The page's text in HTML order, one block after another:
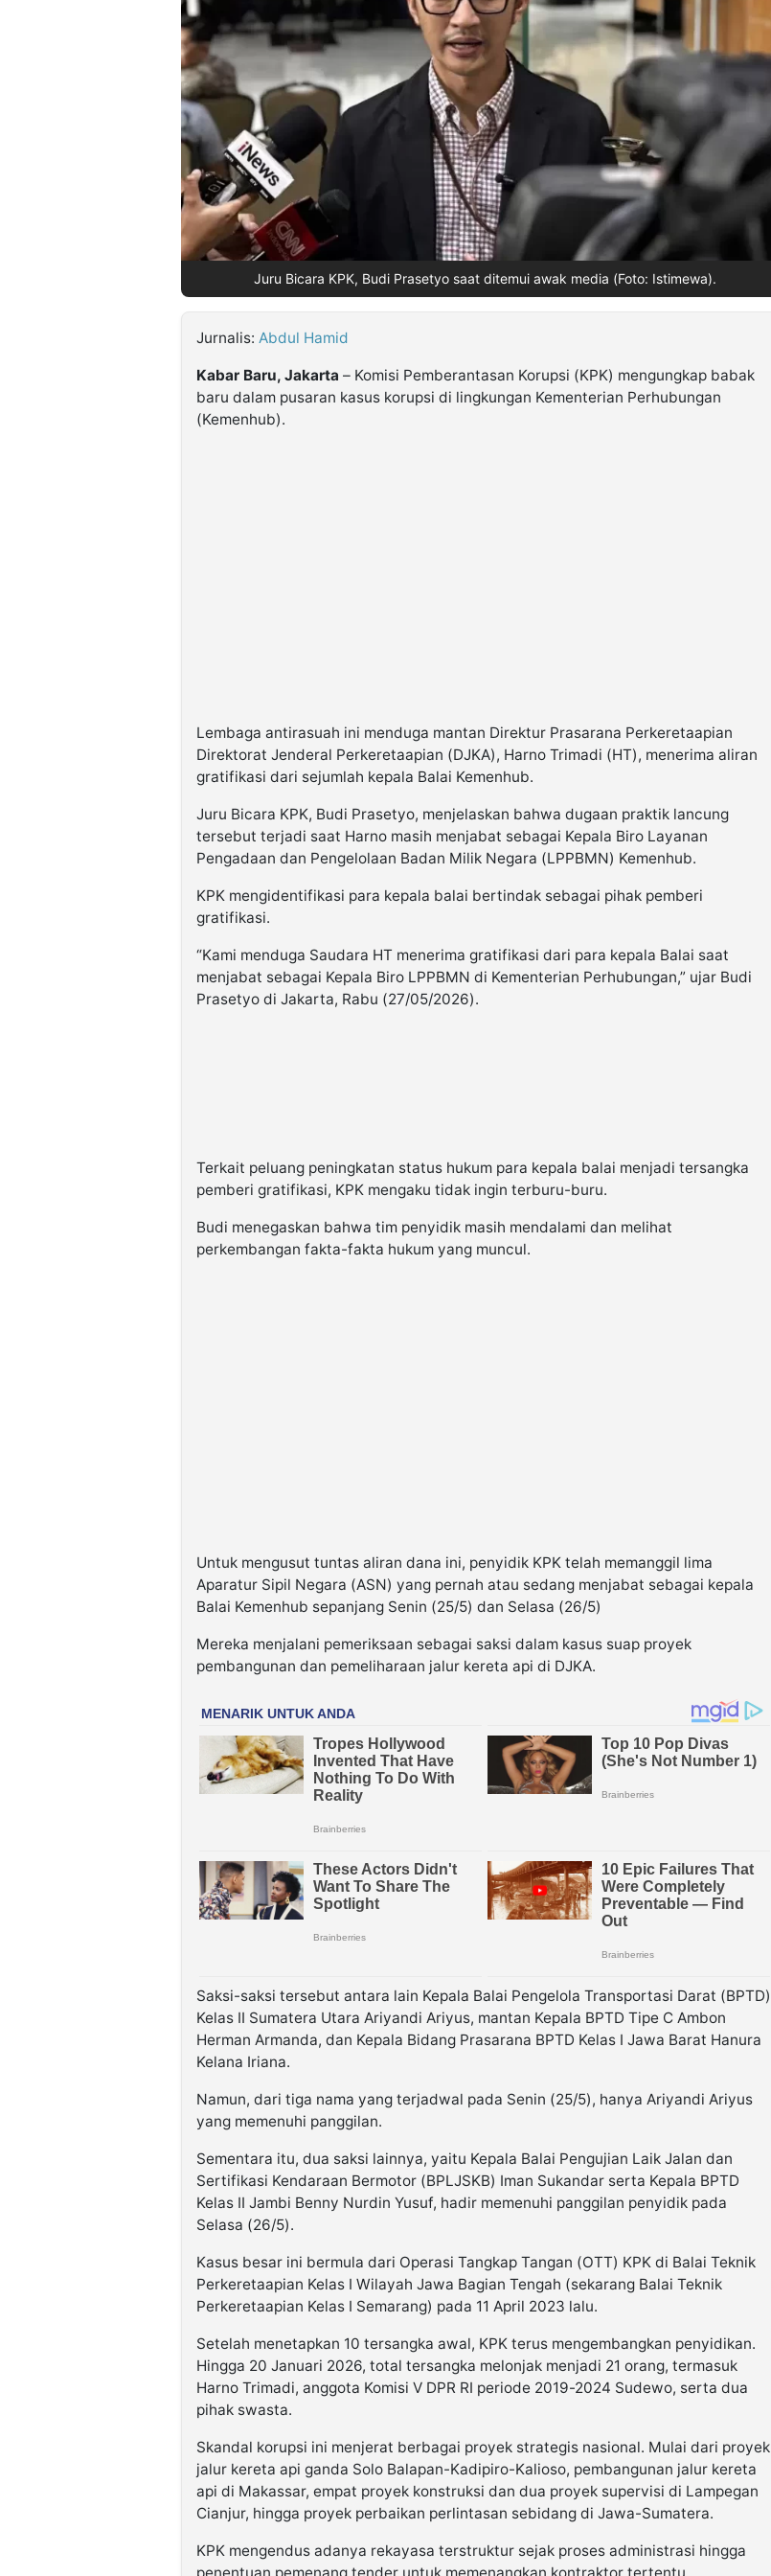
Juru Bicara KPK, Budi Prasetyo saat ditemui awak media (Foto: Istimewa).
Jurnalis: Abdul Hamid
Kabar Baru, Jakarta – Komisi Pemberantasan Korupsi (KPK) mengungkap babak
baru dalam pusaran kasus korupsi di lingkungan Kementerian Perhubungan
(Kemenhub).
Lembaga antirasuah ini menduga mantan Direktur Prasarana Perkeretaapian
Direktorat Jenderal Perkeretaapian (DJKA), Harno Trimadi (HT), menerima aliran
gratifikasi dari sejumlah kepala Balai Kemenhub.
Juru Bicara KPK, Budi Prasetyo, menjelaskan bahwa dugaan praktik lancung
tersebut terjadi saat Harno masih menjabat sebagai Kepala Biro Layanan
Pengadaan dan Pengelolaan Badan Milik Negara (LPPBMN) Kemenhub.
KPK mengidentifikasi para kepala balai bertindak sebagai pihak pemberi
gratifikasi.
“Kami menduga Saudara HT menerima gratifikasi dari para kepala Balai saat
menjabat sebagai Kepala Biro LPPBMN di Kementerian Perhubungan,” ujar Budi
Prasetyo di Jakarta, Rabu (27/05/2026).
Terkait peluang peningkatan status hukum para kepala balai menjadi tersangka
pemberi gratifikasi, KPK mengaku tidak ingin terburu-buru.
Budi menegaskan bahwa tim penyidik masih mendalami dan melihat
perkembangan fakta-fakta hukum yang muncul.
Untuk mengusut tuntas aliran dana ini, penyidik KPK telah memanggil lima
Aparatur Sipil Negara (ASN) yang pernah atau sedang menjabat sebagai kepala
Balai Kemenhub sepanjang Senin (25/5) dan Selasa (26/5)
Mereka menjalani pemeriksaan sebagai saksi dalam kasus suap proyek
pembangunan dan pemeliharaan jalur kereta api di DJKA.
Saksi-saksi tersebut antara lain Kepala Balai Pengelola Transportasi Darat (BPTD)
Kelas II Sumatera Utara Ariyandi Ariyus, mantan Kepala BPTD Tipe C Ambon
Herman Armanda, dan Kepala Bidang Prasarana BPTD Kelas I Jawa Barat Hanura
Kelana Iriana.
Namun, dari tiga nama yang terjadwal pada Senin (25/5), hanya Ariyandi Ariyus
yang memenuhi panggilan.
Sementara itu, dua saksi lainnya, yaitu Kepala Balai Pengujian Laik Jalan dan
Sertifikasi Kendaraan Bermotor (BPLJSKB) Iman Sukandar serta Kepala BPTD
Kelas II Jambi Benny Nurdin Yusuf, hadir memenuhi panggilan penyidik pada
Selasa (26/5).
Kasus besar ini bermula dari Operasi Tangkap Tangan (OTT) KPK di Balai Teknik
Perkeretaapian Kelas I Wilayah Jawa Bagian Tengah (sekarang Balai Teknik
Perkeretaapian Kelas I Semarang) pada 11 April 2023 lalu.
Setelah menetapkan 10 tersangka awal, KPK terus mengembangkan penyidikan.
Hingga 20 Januari 2026, total tersangka melonjak menjadi 21 orang, termasuk
Harno Trimadi, anggota Komisi V DPR RI periode 2019-2024 Sudewo, serta dua
pihak swasta.
Skandal korupsi ini menjerat berbagai proyek strategis nasional. Mulai dari proyek
jalur kereta api ganda Solo Balapan-Kadipiro-Kalioso, pembangunan jalur kereta
api di Makassar, empat proyek konstruksi dan dua proyek supervisi di Lampegan
Cianjur, hingga proyek perbaikan perlintasan sebidang di Jawa-Sumatera.
KPK mengendus adanya rekayasa terstruktur sejak proses administrasi hingga
penentuan pemenang tender untuk memenangkan kontraktor tertentu.